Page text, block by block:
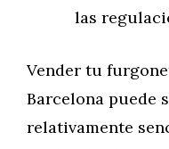
las
Vender tu
Barcelona puede
relativamente